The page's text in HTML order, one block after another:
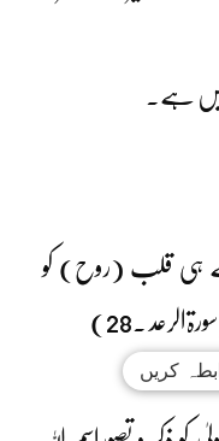
میں ہے۔
ہی قلب (روح) کو
۔28)
کریں